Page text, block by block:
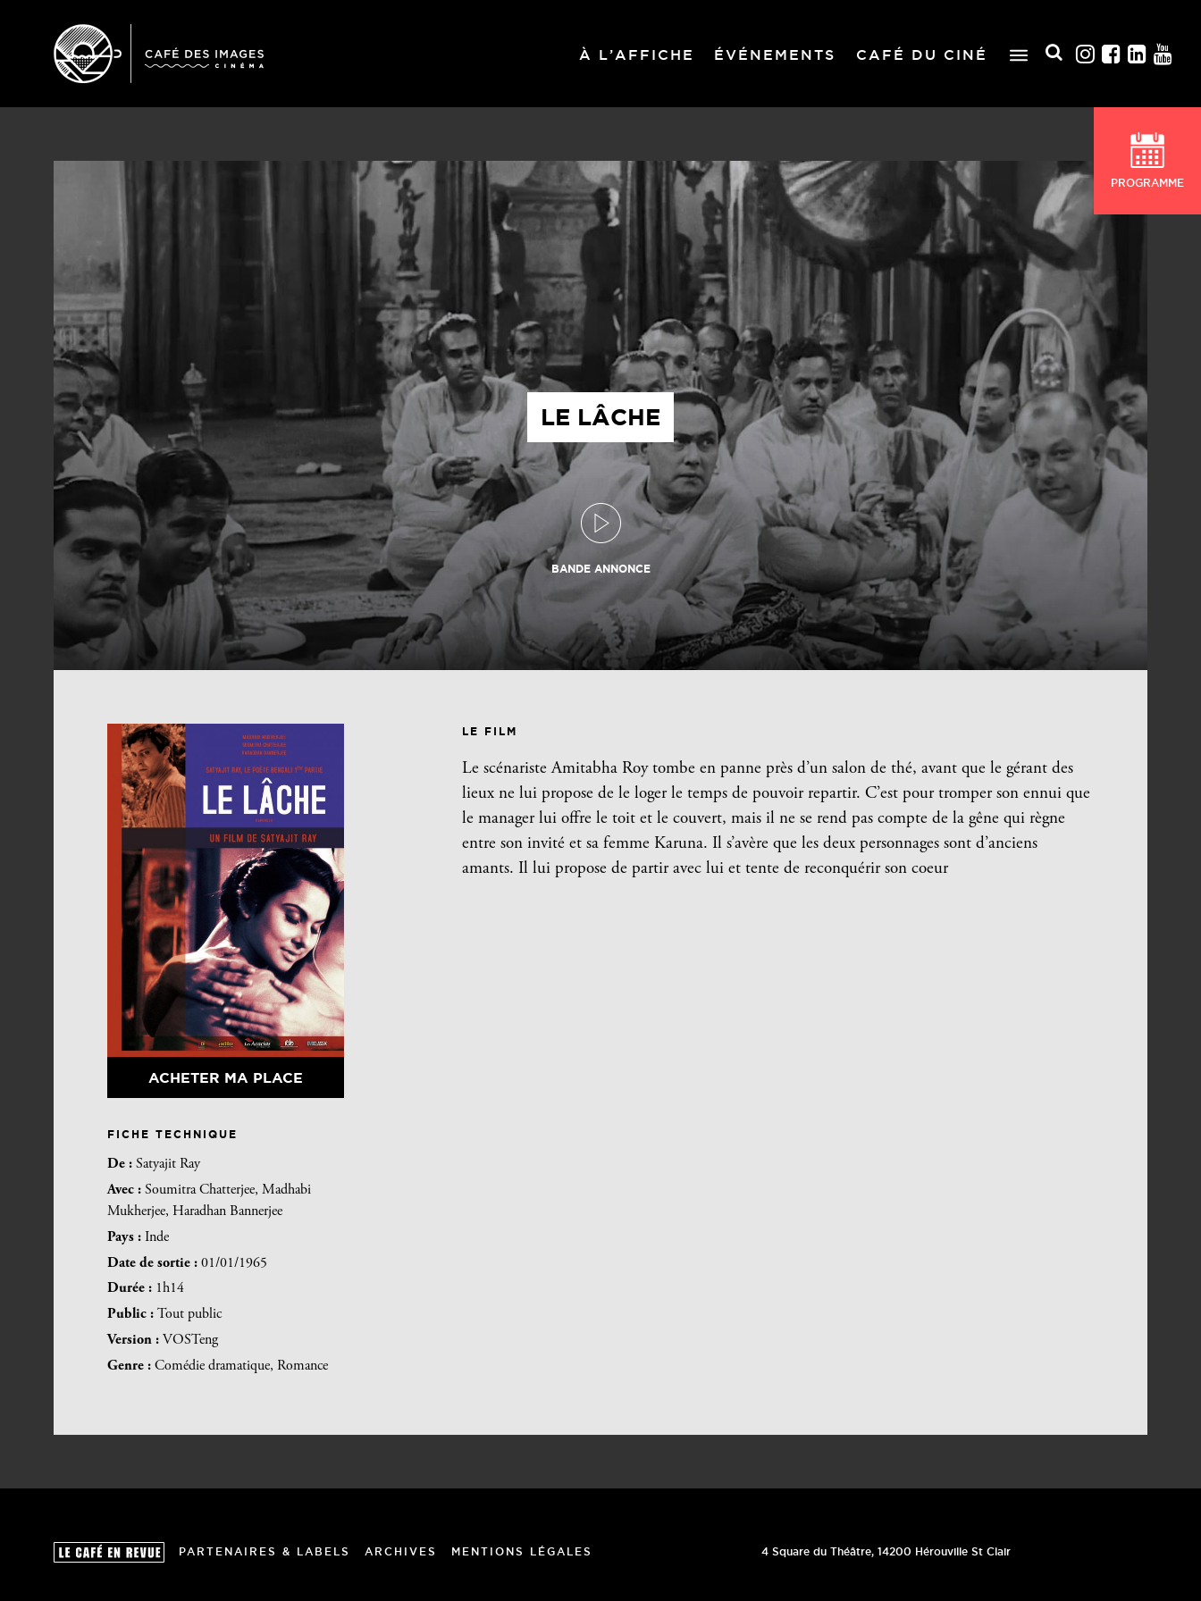
À L’AFFICHE ÉVÉNEMENTS CAFÉ DU CINÉ
LE LÂCHE
BANDE ANNONCE
ACHETER MA PLACE
FICHE TECHNIQUE
De : Satyajit Ray
Avec : Soumitra Chatterjee, Madhabi
Mukherjee, Haradhan Bannerjee
Pays : Inde
Date de sortie : 01/01/1965
Durée : 1h14
Public : Tout public
Version : VOSTeng
Genre : Comédie dramatique, Romance
LE FILM
Le scénariste Amitabha Roy tombe en panne près d’un salon de thé, avant que le gérant des
lieux ne lui propose de le loger le temps de pouvoir repartir. C’est pour tromper son ennui que
le manager lui offre le toit et le couvert, mais il ne se rend pas compte de la gêne qui règne
entre son invité et sa femme Karuna. Il s’avère que les deux personnages sont d’anciens
amants. Il lui propose de partir avec lui et tente de reconquérir son coeur
PROGRAMME
PARTENAIRES & LABELS ARCHIVES MENTIONS LÉGALES 4 Square du Théâtre 14200 Hérouville St Clair